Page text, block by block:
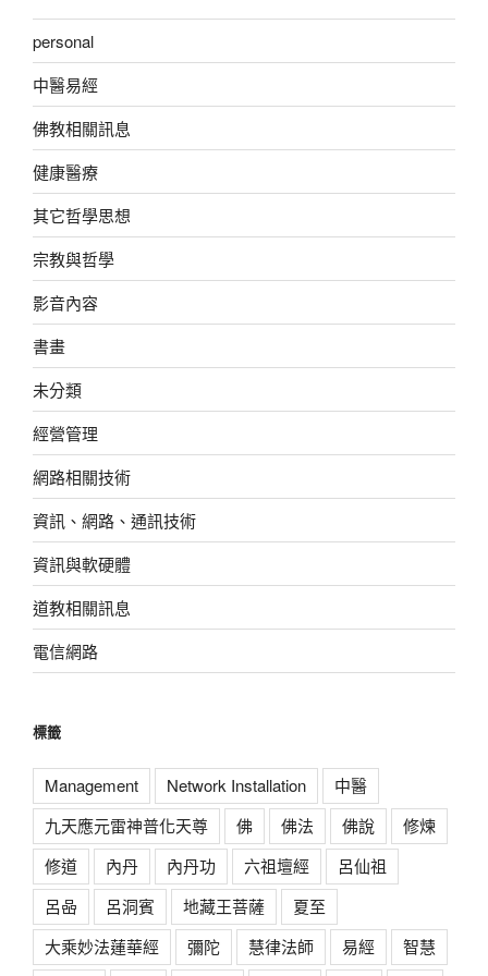
personal
中醫易經
佛教相關訊息
健康醫療
其它哲學思想
宗教與哲學
影音內容
書畫
未分類
經營管理
網路相關技術
資訊、網路、通訊技術
資訊與軟硬體
道教相關訊息
電信網路
標籤
Management Network Installation
中醫
九天應元雷神普化天尊
佛 佛法 佛說
修煉
修道
內丹 內丹功 六祖壇經
呂仙祖
呂喦
呂洞賓 地藏王菩薩
夏至
大乘妙法蓮華經
彌陀 慧律法師 易經
智慧